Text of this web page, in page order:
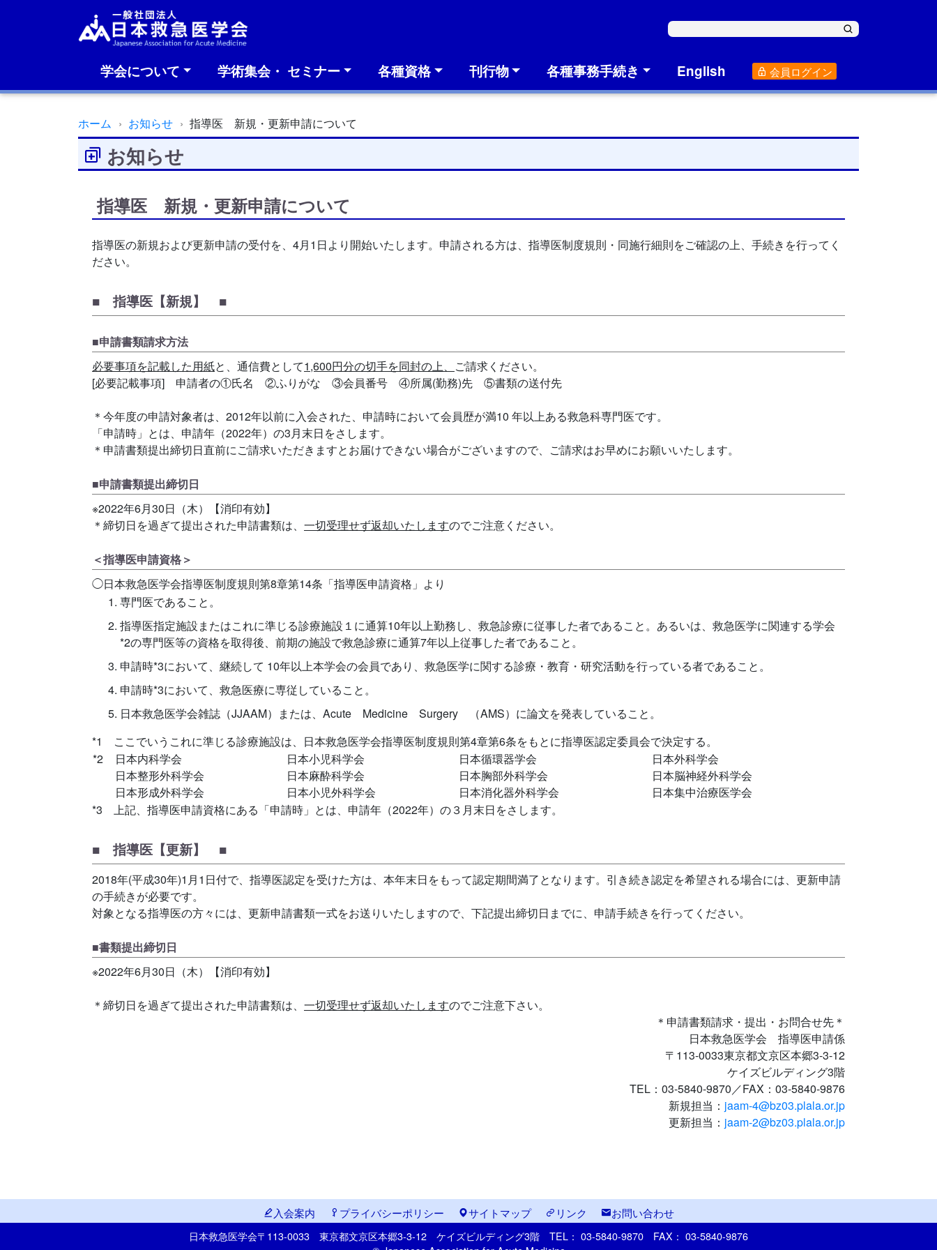
学会について 学術集会・ セミナー 各種資格 刊行物 各種事務手続き English 会員ログイン
ホーム お知らせ 指導医 新規・更新申請について
お知らせ
指導医 新規・更新申請について
指導医の新規および更新申請の受付を、4月1日より開始いたします。申請される方は、指導医制度規則・同施行細則をご確認の上、手続きを行ってく
ださい。
■ 指導医【新規】 ■
■申請書類請求方法
必要事項を記載した用紙と、通信費として1,600円分の切手を同封の上、 ご請求ください。
[必要記載事項] 申請者の①氏名 ②ふりがな ③会員番号 ④所属(勤務)先 ⑤書類の送付先
＊今年度の申請対象者は、2012年以前に入会された、申請時において会員歴が満10 年以上ある救急科専門医です。
「申請時」とは、申請年（2022年）の3月末日をさします。
＊申請書類提出締切日直前にご請求いただきますとお届けできない場合がございますので、ご請求はお早めにお願いいたします。
■申請書類提出締切日
※2022年6月30日（木）【消印有効】
＊締切日を過ぎて提出された申請書類は、 一切受理せず返却いたしますのでご注意ください。
＜指導医申請資格＞
◯日本救急医学会指導医制度規則第8章第14条「指導医申請資格」より
専門医であること。
指導医指定施設またはこれに準じる診療施設１に通算10年以上勤務し、救急診療に従事した者であること。あるいは、救急医学に関連する学会
*2の専門医等の資格を取得後、前期の施設で救急診療に通算7年以上従事した者であること。
申請時*3において、継続して 10年以上本学会の会員であり、救急医学に関する診療・教育・研究活動を行っている者であること。
申請時*3において、救急医療に専従していること。
日本救急医学会雑誌（JJAAM）または、Acute Medicine Surgery （AMS）に論文を発表していること。
*1 ここでいうこれに準じる診療施設は、日本救急医学会指導医制度規則第4章第6条をもとに指導医認定委員会で決定する。
*2
日本内科学会
日本整形外科学会
日本形成外科学会
日本小児科学会
日本麻酔科学会
日本小児外科学会
日本循環器学会
日本胸部外科学会
日本消化器外科学会
日本外科学会
日本脳神経外科学会
日本集中治療医学会
*3 上記、指導医申請資格にある「申請時」とは、申請年（2022年）の３月末日をさします。
■ 指導医【更新】 ■
2018年(平成30年)1月1日付で、指導医認定を受けた方は、本年末日をもって認定期間満了となります。引き続き認定を希望される場合には、更新申請
の手続きが必要です。
対象となる指導医の方々には、更新申請書類一式をお送りいたしますので、下記提出締切日までに、申請手続きを行ってください。
■書類提出締切日
※2022年6月30日（木）【消印有効】
＊締切日を過ぎて提出された申請書類は、 一切受理せず返却いたしますのでご注意下さい。
＊申請書類請求・提出・お問合せ先＊
日本救急医学会 指導医申請係
〒113-0033東京都文京区本郷3-3-12
ケイズビルディング3階
TEL：03-5840-9870／FAX：03-5840-9876
新規担当： jaam-4@bz03.plala.or.jp
更新担当： jaam-2@bz03.plala.or.jp
入会案内 プライバシーポリシー サイトマップ リンク お問い合わせ
日本救急医学会〒113-0033 東京都文京区本郷3-3-12 ケイズビルディング3階 TEL： 03-5840-9870 FAX： 03-5840-9876